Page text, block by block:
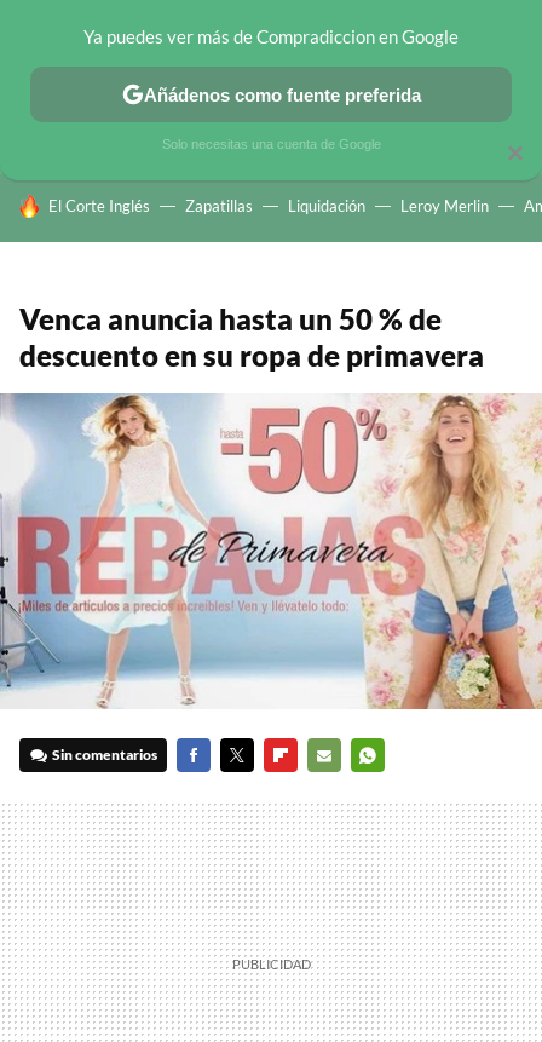
CHOLLOS TELEGRAM OFERTAS EN MÓVILES OFERTAS EN
HOY SE HABLA DE
El Corte Inglés Zapatillas Liquidación Leroy Merlin
Venca anuncia hasta un 50 % de
descuento en su ropa de primavera
Sin comentarios
MAIL
×
Ya puedes ver más de Compradiccion en Google
Añádenos como fuente preferida
Solo necesitas una cuenta de Google